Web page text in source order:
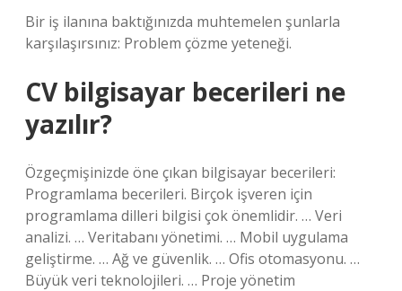
Bir iş ilanına baktığınızda muhtemelen şunlarla
karşılaşırsınız: Problem çözme yeteneği.
CV bilgisayar becerileri ne
yazılır?
Özgeçmişinizde öne çıkan bilgisayar becerileri:
Programlama becerileri. Birçok işveren için
programlama dilleri bilgisi çok önemlidir. … Veri
analizi. … Veritabanı yönetimi. … Mobil uygulama
geliştirme. … Ağ ve güvenlik. … Ofis otomasyonu. …
Büyük veri teknolojileri. … Proje yönetim